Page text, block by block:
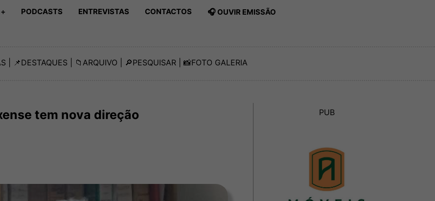
PODCASTS ENTREVISTAS CONTACTOS 🎧 OUVIR EMISSÃO
| 📌DESTAQUES | 📁 ARQUIVO | 🔎PESQUISAR | 📸FOTO GALERIA
tem nova direção PUB